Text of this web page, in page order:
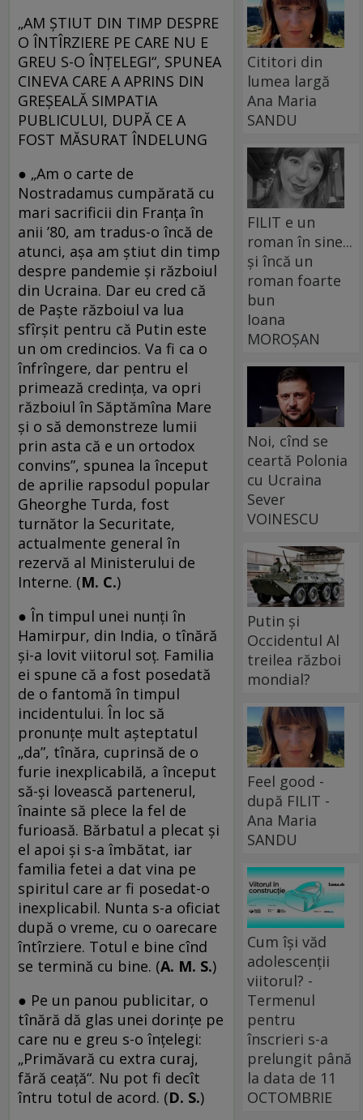
„AM ȘTIUT DIN TIMP DESPRE
O ÎNTÎRZIERE PE CARE NU E
GREU S-O ÎNȚELEGI“, SPUNEA
CINEVA CARE A APRINS DIN
GREȘEALĂ SIMPATIA
PUBLICULUI, DUPĂ CE A
FOST MĂSURAT ÎNDELUNG
● „Am o carte de
Nostradamus cumpărată cu
mari sacrificii din Franța în
anii ’80, am tradus-o încă de
atunci, așa am știut din timp
despre pandemie și războiul
din Ucraina. Dar eu cred că
de Paște războiul va lua
sfîrșit pentru că Putin este
un om credincios. Va fi ca o
înfrîngere, dar pentru el
primează credința, va opri
războiul în Săptămîna Mare
și o să demonstreze lumii
prin asta că e un ortodox
convins”, spunea la început
de aprilie rapsodul popular
Gheorghe Turda, fost
turnător la Securitate,
actualmente general în
rezervă al Ministerului de
Interne. (M. C.)
● În timpul unei nunți în
Hamirpur, din India, o tînără
și-a lovit viitorul soț. Familia
ei spune că a fost posedată
de o fantomă în timpul
incidentului. În loc să
pronunțe mult așteptatul
„da”, tînăra, cuprinsă de o
furie inexplicabilă, a început
să-și lovească partenerul,
înainte să plece la fel de
furioasă. Bărbatul a plecat și
el apoi și s-a îmbătat, iar
familia fetei a dat vina pe
spiritul care ar fi posedat-o
inexplicabil. Nunta s-a oficiat
după o vreme, cu o oarecare
întîrziere. Totul e bine cînd
se termină cu bine. (A. M. S.)
● Pe un panou publicitar, o
tînără dă glas unei dorințe pe
care nu e greu s-o înțelegi:
„Primăvară cu extra curaj,
fără ceață“. Nu pot fi decît
întru totul de acord. (D. S.)
Cititori din
lumea largă
Ana Maria
SANDU
FILIT e un
roman în sine...
și încă un
roman foarte
bun
Ioana
MOROȘAN
Noi, cînd se
ceartă Polonia
cu Ucraina
Sever
VOINESCU
Putin și
Occidentul Al
treilea război
mondial?
Feel good -
după FILIT -
Ana Maria
SANDU
Cum își văd
adolescenții
viitorul? -
Termenul
pentru
înscrieri s-a
prelungit până
la data de 11
OCTOMBRIE